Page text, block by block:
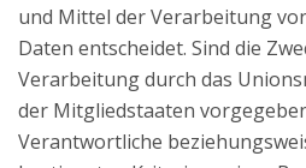
und Mittel der Verarbeitung
Daten entscheidet. Sind die
Verarbeitung durch das
der Mitgliedstaaten
Verantwortliche